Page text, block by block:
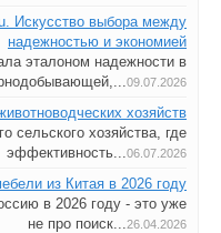
Искусство выбора между
надежностью и экономией
эталоном надежности в
09.07.2026
хозяйств
сельского хозяйства, где
эффективность...06.07.2026
из Китая в 2026 году
в 2026 году - это уже
не про поиск...26.04.2026